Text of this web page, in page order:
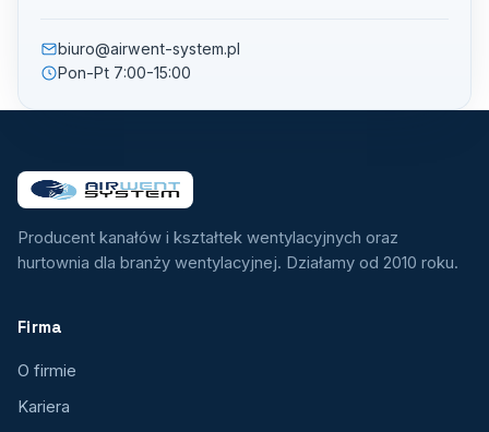
biuro@airwent-system.pl
Pon-Pt 7:00-15:00
Producent kanałów i kształtek wentylacyjnych oraz
hurtownia dla branży wentylacyjnej. Działamy od 2010 roku.
Firma
O firmie
Kariera